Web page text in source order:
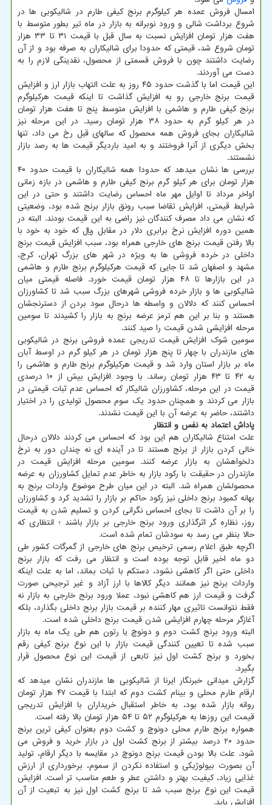
امسال فروش عمده هر کیلوگرم برنج کیفی طارم در شالیکوبی ها در
شروع برداشت شالی و ورود نوبرانه به بازار در ماه تیر بطور متوسط با
هفت هزار تومان افزایش نسبت به سال قبل با قیمت ۳۱ تا ۳۳ هزار
تومان شروع شد، قیمتی که حدودا برای شالیکاران به صرفه بود و از آن
رضایت داشتند چون با فروش قسمتی از محصول، نقدینگی لازم را به
دست می آوردند.
این قیمت اما با گذشت حدود ۴۵ روز به علت التهاب بازار ارز و افزایش
قیمت برنج خارجی رو به افزایش گذاشت تا اینکه قیمت هرکیلوگرم
برنج کیفی طارم و هاشمی با افزایش متوسط پنج تا هفت هزار تومان
در هر کیلو گرم به حدود ۳۸ هزار تومان رسید. در این مرحله نیز
شالیکاران بجای فروش همه محصول که سالهای قبل رخ می داد، تنها
بخش دیگری از آنرا فروختند و به امید باردیگر قیمت ها به رصد بازار
نشستند.
بررسی ها نشان میدهد که حدودا همه شالیکاران با قیمت حدود ۴۰
هزار تومان برای هر کیلو گرم برنج کیفی طارم و هاشمی در بازه زمانی
اواخر مرداد تا اوایل مهر ماه احساس رضایت داشتند و حتی در این
شرایط قیمتی، افزایش تقاضا سبب رونق بازار برنج شده بود، وضعیتی
که نشان می داد مصرف کنندگان نیز راضی به این قیمت بودند. البته در
همین دوره افزایش نرخ برابری دلار در مقابل ریال که خود به خود با
بالا رفتن قیمت برنج های خارجی همراه بود، سبب افزایش قیمت برنج
داخلی در خرده فروشی ها به ویژه در شهر های بزرگ تهران، کرج،
مشهد و اصفهان شد تا جایی که قیمت هرکیلوگرم برنج طارم و هاشمی
در این بازارها تا ۴۸ هزار تومان قیمت خورد. فاصله قیمتی میان
شالیکوبی ها و بازار خرده فروشی شهرهای بزرگ سبب شد تا کشاورزان
احساس کنند که دلالان و واسطه ها درحال سود بردن از دسترنجشان
هستند و بنا بر این هم ترمز عرضه برنج به بازار را کشیدند تا سومین
مرحله افزایشی شدن قیمت را صید کنند.
سومین شوک افزایش قیمت تدریجی عمده فروشی برنج در شالیکوبی
های مازندران با چهار تا پنج هزار تومان در هر کیلو گرم در اوسط آبان
ماه بر بازار استان وارد شد و قیمت هرکیلوگرم برنج طارم و هاشمی را
به ۴۲ تا ۴۳ هزار تومان رساند. با وجود افزایش بیش از ۱۰ درصدی
قیمت در این مرحله، کشاورزان شالیکار که احساس عدم ثبات قیمتی در
بازار می کردند و همچنان حدود یک سوم محصول تولیدی را در اختیار
داشتند، حاضر به عرضه آن با این قیمت نشدند.
پاداش اعتماد به نفس و انتظار
علت امتناع شالیکاران هم این بود که احساس می کردند دلالان درحال
خالی کردن بازار از برنج هستند تا در آینده ای نه چندان دور به نرخ
دلخواهشان به بازار عرضه کنند. سومین مرحله افزایش قیمت در
مازندران در حقیقت با رکود بازار به خاطر عدم تمایل کشاورزان به عرضه
محصولشان همراه شد. البته در این میان طرح موضوع واردات برنج به
بهانه کمبود برنج داخلی نیز رکود حاکم بر بازار را تشدید کرد و کشاورزان
را بر آن داشت تا بجای احساس نگرانی کردن و تسلیم شدن به قیمت
روز، نظاره گر اثرگذاری ورود برنج خارجی بر بازار باشند ؛ انتظاری که
حالا بنظر می رسد به سودشان تمام شده است.
اگرچه طبق اعلام رسمی ترخیص برنج های خارجی از گمرگات کشور طی
دو ماه اخیر قابل توجه بوده است و انتظار می رفت که بازار برنج
داخلی حتی اگر کاهشی نشود، دستکم با ثبات بماند، اما به علت اینکه
واردات برنج نیز همانند دیگر کالاها با ارز آزاد و غیر ترجیحی صورت
گرفت و قیمت ارز هم کاهشی نبود، عملا ورود برنج خارجی به بازار نه
فقط نتوانست تاثیری مهار کننده بر قیمت بازار برنج داخلی بگذارد، بلکه
آغازگر مرحله چهارم افزایشی شدن قیمت برنج داخلی شده است.
البته ورود برنج کشت دوم و دونوچ یا رتون هم طی یک ماه به بازار
سبب شده تا تعیین کنندگی قیمت بازار با این نوع برنج کیفی رقم
بخورد و برنج کشت اول نیز تابعی از قیمت این نوع محصول قرار
بگیرد.
گزارش میدانی خبرنگار ایرنا از شالیکوبی ها مازندران نشان میدهد که
ارقام طارم محلی و بینام کشت دوم که ابتدا با قیمت ۴۷ هزار تومان
روانه بازار شده بود، به خاطر استقبال خریداران با افزایش تدریجی
قیمت این روزها به هرکیلوگرم ۵۲ تا ۵۴ هزار تومان بالا رفته است.
همواره برنج طارم محلی دونوچ و کشت دوم بعنوان کیفی ترین برنج
حدود ۲۰ درصد بیشتر از برنج کشت اول در بازار خرید و فروش می
شود. علت بالا بودن قیمت برنج دونوچ در مقایسه با دیگر ارقام، تولید
آن بصورت بیولوژیکی و استفاده نکردن از سموم، برخورداری از ارزش
غذایی زیاد، کیفیت بهتر و داشتن عطر و طعم مناسب تر است. افزایش
قیمت این نوع برنج سبب شد تا برنج کشت اول نیز به تبعیت از آن
افزایش یابد.